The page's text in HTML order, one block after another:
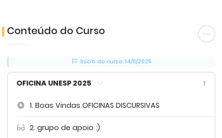
Conteúdo do Curso
Início do curso: 14/11/2025
OFICINA UNESP 2025 1
1. Boas Vindas OFICINAS DISCURSIVAS
2. grupo de apoio :)